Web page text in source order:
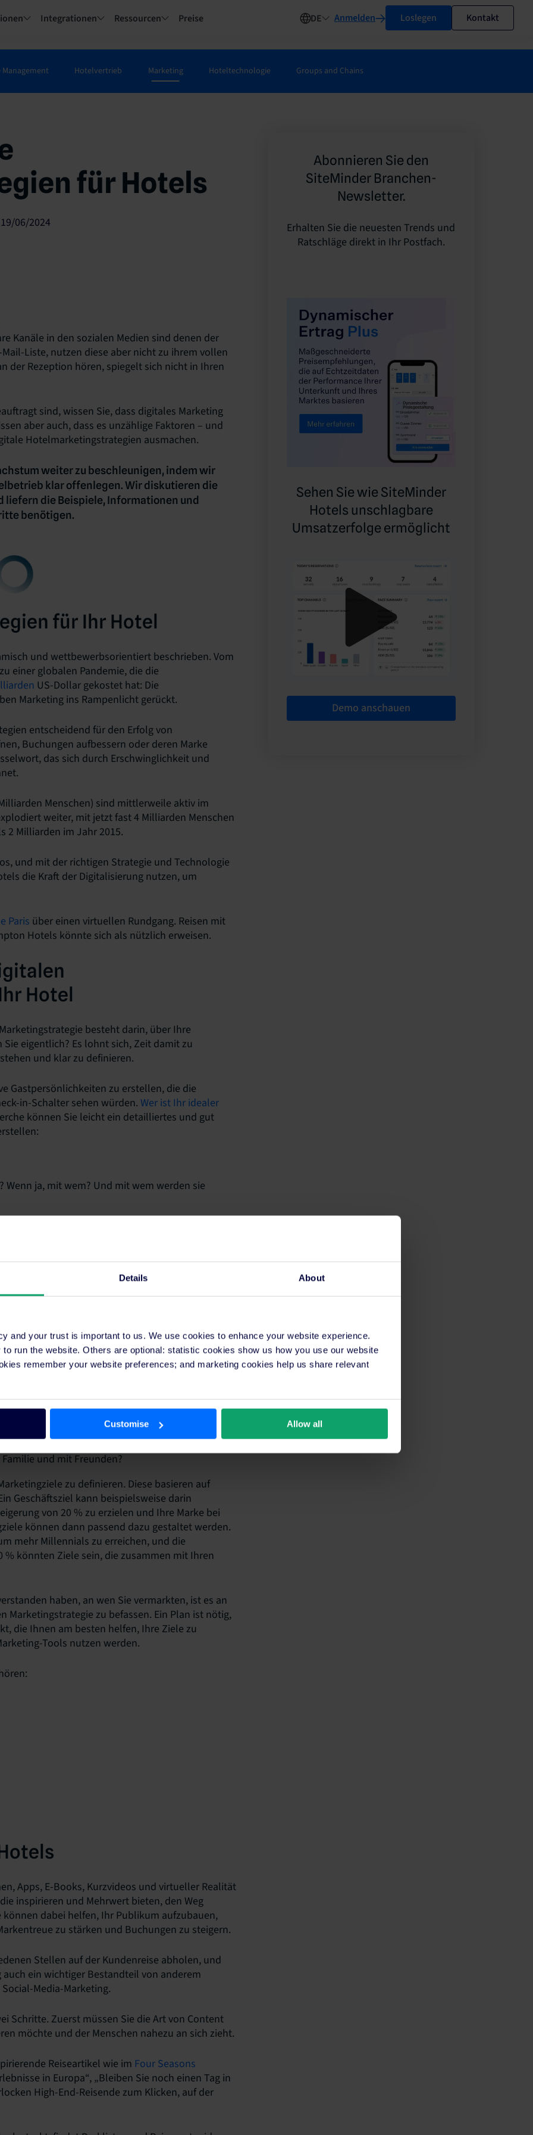
Details About
and your trust is important to us. We use cookies to enhance your website experience.
run the website. Others are optional: statistic cookies show us how you use our website
remember your website preferences; and marketing cookies help us share relevant
Customise Allow all
Integrationen Ressourcen Preise DE Anmelden Loslegen Kontakt
Management Hotelvertrieb Marketing Hoteltechnologie Groups and Chains
für Hotels
06/2024
Kanäle in den sozialen Medien sind denen der
Liste, nutzen diese aber nicht zu ihrem vollen
der Rezeption hören, spiegelt sich nicht in Ihren
sind, wissen Sie, dass digitales Marketing
aber auch, dass es unzählige Faktoren – und
Hotelmarketingstrategien ausmachen.
weiter zu beschleunigen, indem wir
klar offenlegen. Wir diskutieren die
die Beispiele, Informationen und
benötigen.
für Ihr Hotel
und wettbewerbsorientiert beschrieben. Vom
einer globalen Pandemie, die die
US-Dollar gekostet hat: Die
Marketing ins Rampenlicht gerückt.
entscheidend für den Erfolg von
Buchungen aufbessern oder deren Marke
das sich durch Erschwinglichkeit und
Menschen) sind mittlerweile aktiv im
weiter, mit jetzt fast 4 Milliarden Menschen
2 Milliarden im Jahr 2015.
und mit der richtigen Strategie und Technologie
die Kraft der Digitalisierung nutzen, um
Paris über einen virtuellen Rundgang. Reisen mit
Hotels könnte sich als nützlich erweisen.
Hotel
besteht darin, über Ihre
eigentlich? Es lohnt sich, Zeit damit zu
und klar zu definieren.
Gastpersönlichkeiten zu erstellen, die die
in-Schalter sehen würden. Wer ist Ihr idealer
können Sie leicht ein detailliertes und gut
Wenn ja, mit wem? Und mit wem werden sie
verdienen sie?
meisten?
und mit Freunden?
zu definieren. Diese basieren auf
Geschäftsziel kann beispielsweise darin
von 20 % zu erzielen und Ihre Marke bei
können dann passend dazu gestaltet werden.
mehr Millennials zu erreichen, und die
% könnten Ziele sein, die zusammen mit Ihren
haben, an wen Sie vermarkten, ist es an
Marketingstrategie zu befassen. Ein Plan ist nötig,
die Ihnen am besten helfen, Ihre Ziele zu
Tools nutzen werden.
Apps, E-Books, Kurzvideos und virtueller Realität
inspirieren und Mehrwert bieten, den Weg
dabei helfen, Ihr Publikum aufzubauen,
zu stärken und Buchungen zu steigern.
Stellen auf der Kundenreise abholen, und
ein wichtiger Bestandteil von anderem
Media-Marketing.
Schritte. Zuerst müssen Sie die Art von Content
möchte und der Menschen nahezu an sich zieht.
Reiseartikel wie im Four Seasons
in Europa“, „Bleiben Sie noch einen Tag in
High-End-Reisende zum Klicken, auf der
Abonnieren Sie den
SiteMinder Branchen-
Newsletter.
Erhalten Sie die neuesten Trends und
Ratschläge direkt in Ihr Postfach.
Sehen Sie wie SiteMinder
Hotels unschlagbare
Umsatzerfolge ermöglicht
Demo anschauen